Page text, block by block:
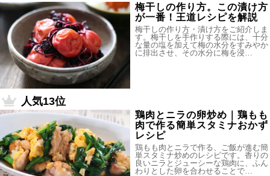
梅干しの作り方。この漬け方
が一番！王道レシピを解説
梅干しの作り方・漬け方をご紹介しま
す。梅干しを手作りする際には、十分
な量の塩を加えて梅の水分をすみやか
に排出させ、その水分に梅を浸…
人気13位
鶏肉とニラの卵炒め｜鶏もも
肉で作る簡単スタミナおかず
レシピ
鶏もも肉とニラで作る、ご飯が進む簡
単スタミナ炒めのレシピです。香りの
良いニラとジューシーな鶏肉に、ふん
わりとした卵を合わせることで…